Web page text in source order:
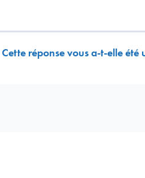
Cette réponse vous a-t-elle été